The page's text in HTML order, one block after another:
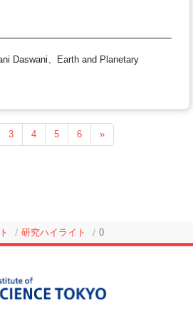
Daswani、Earth and Planetary
3 4 5 6 »
研究ハイライト 0